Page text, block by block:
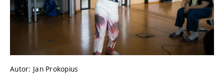
Autor: Jan Prokopius